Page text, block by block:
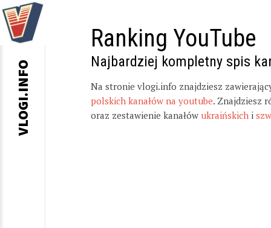
Ranking YouTube
Najbardziej kompletny spis
Na stronie vlogi.info znajdziesz
polskich kanałów na youtube. Znajdziesz
oraz zestawienie kanałów ukraińskich i
VLOGI.INFO